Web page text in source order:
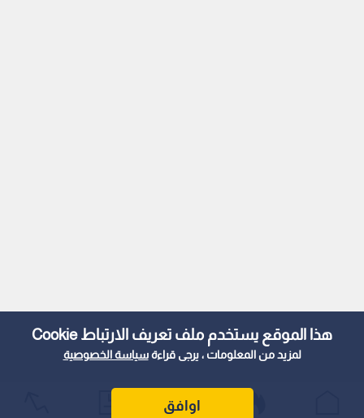
هذا الموقع يستخدم ملف تعريف الارتباط Cookie
لمزيد من المعلومات ، يرجى قراءةسياسة الخصوصية
اوافق